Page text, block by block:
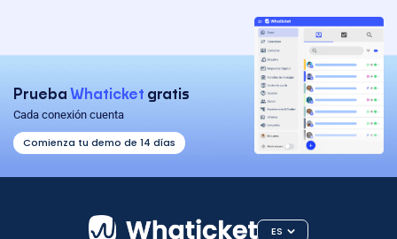
Prueba Whaticket gratis
Cada conexión cuenta
Comienza tu demo de 14 días
ES